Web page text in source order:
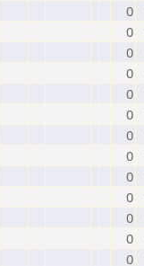
0
0
0
0
0
0
0
0
0
0
0
0
0